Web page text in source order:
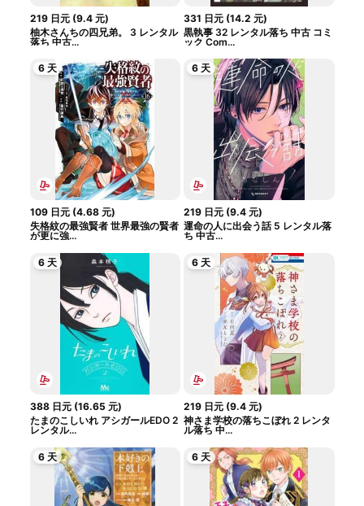
219 日元(9.4 元)
柚木さんちの四兄弟。 3 レンタル
落ち 中古...
331 日元 (14.2 元)
黒執事 32 レンタル落ち 中古 コミ
ック Com...
6 天
109 日元(4.68 元)
失格紋の最強賢者 世界最強の賢者
が更に強...
6 天
219 日元 (9.4 元)
運命の人に出会う話 5 レンタル落
ち 中古...
6 天
388 日元(16.65 元)
たまのこしいれ アシガールEDO 2
レンタル...
6 天
219 日元 (9.4 元)
神さま学校の落ちこぼれ 2 レンタ
ル落ち 中...
6 天 6 天